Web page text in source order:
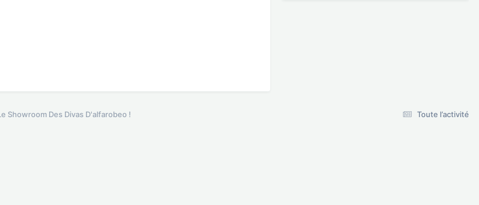
Toute l’activité
Showroom Des Divas D'alfarobeo !